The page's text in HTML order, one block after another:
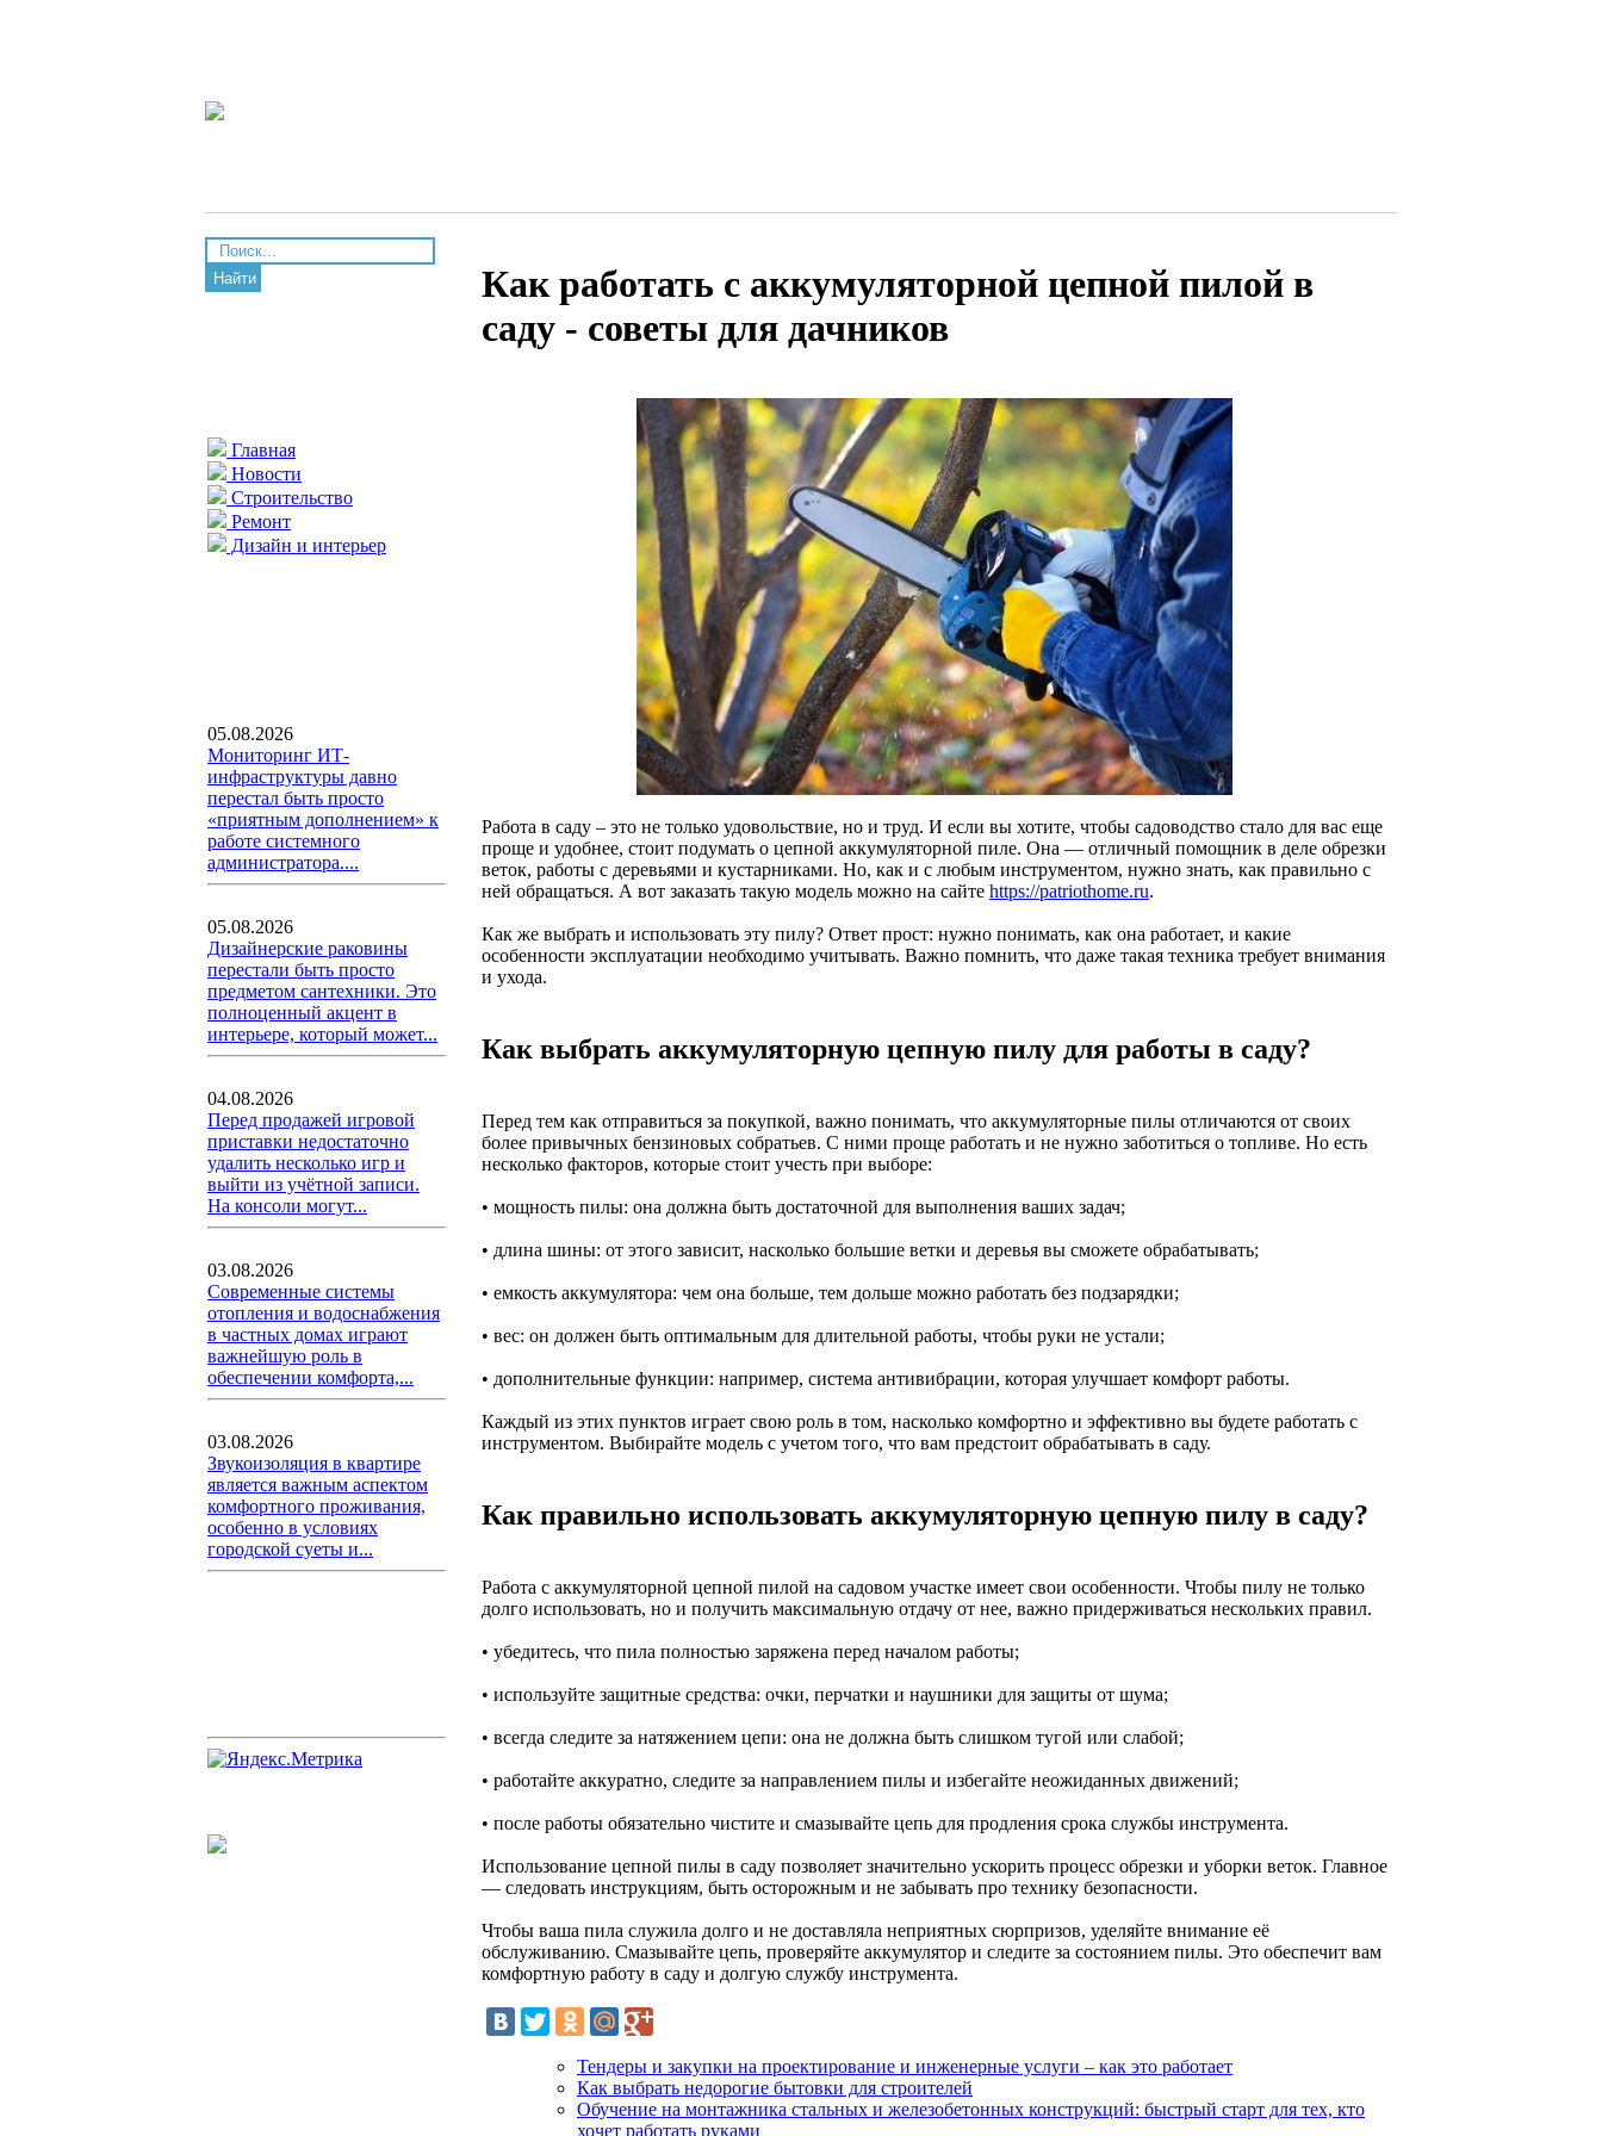
Найти
Главная
Новости
Строительство
Ремонт
Дизайн и интерьер
05.08.2026
Мониторинг ИТ-
инфраструктуры давно
перестал быть просто
«приятным дополнением» к
работе системного
администратора....
05.08.2026
Дизайнерские раковины
перестали быть просто
предметом сантехники. Это
полноценный акцент в
интерьере, который может...
04.08.2026
Перед продажей игровой
приставки недостаточно
удалить несколько игр и
выйти из учётной записи.
На консоли могут...
03.08.2026
Современные системы
отопления и водоснабжения
в частных домах играют
важнейшую роль в
обеспечении комфорта,...
03.08.2026
Звукоизоляция в квартире
является важным аспектом
комфортного проживания,
особенно в условиях
городской суеты и...
Как работать с аккумуляторной цепной пилой в
саду - советы для дачников
Работа в саду – это не только удовольствие, но и труд. И если вы хотите, чтобы садоводство стало для вас еще
проще и удобнее, стоит подумать о цепной аккумуляторной пиле. Она — отличный помощник в деле обрезки
веток, работы с деревьями и кустарниками. Но, как и с любым инструментом, нужно знать, как правильно с
ней обращаться. А вот заказать такую модель можно на сайте https://patriothome.ru.
Как же выбрать и использовать эту пилу? Ответ прост: нужно понимать, как она работает, и какие
особенности эксплуатации необходимо учитывать. Важно помнить, что даже такая техника требует внимания
и ухода.
Как выбрать аккумуляторную цепную пилу для работы в саду?
Перед тем как отправиться за покупкой, важно понимать, что аккумуляторные пилы отличаются от своих
более привычных бензиновых собратьев. С ними проще работать и не нужно заботиться о топливе. Но есть
несколько факторов, которые стоит учесть при выборе:
• мощность пилы: она должна быть достаточной для выполнения ваших задач;
• длина шины: от этого зависит, насколько большие ветки и деревья вы сможете обрабатывать;
• емкость аккумулятора: чем она больше, тем дольше можно работать без подзарядки;
• вес: он должен быть оптимальным для длительной работы, чтобы руки не устали;
• дополнительные функции: например, система антивибрации, которая улучшает комфорт работы.
Каждый из этих пунктов играет свою роль в том, насколько комфортно и эффективно вы будете работать с
инструментом. Выбирайте модель с учетом того, что вам предстоит обрабатывать в саду.
Как правильно использовать аккумуляторную цепную пилу в саду?
Работа с аккумуляторной цепной пилой на садовом участке имеет свои особенности. Чтобы пилу не только
долго использовать, но и получить максимальную отдачу от нее, важно придерживаться нескольких правил.
• убедитесь, что пила полностью заряжена перед началом работы;
• используйте защитные средства: очки, перчатки и наушники для защиты от шума;
• всегда следите за натяжением цепи: она не должна быть слишком тугой или слабой;
• работайте аккуратно, следите за направлением пилы и избегайте неожиданных движений;
• после работы обязательно чистите и смазывайте цепь для продления срока службы инструмента.
Использование цепной пилы в саду позволяет значительно ускорить процесс обрезки и уборки веток. Главное
— следовать инструкциям, быть осторожным и не забывать про технику безопасности.
Чтобы ваша пила служила долго и не доставляла неприятных сюрпризов, уделяйте внимание её
обслуживанию. Смазывайте цепь, проверяйте аккумулятор и следите за состоянием пилы. Это обеспечит вам
комфортную работу в саду и долгую службу инструмента.
Тендеры и закупки на проектирование и инженерные услуги – как это работает
Как выбрать недорогие бытовки для строителей
Обучение на монтажника стальных и железобетонных конструкций: быстрый старт для тех, кто
хочет работать руками